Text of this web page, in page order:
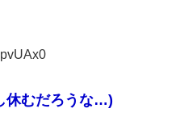
休むだろうな…)